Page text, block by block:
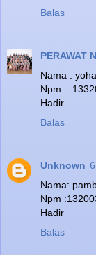
Balas
PERAWAT
Nama :
Npm. :
Hadir
Balas
Unknown
Nama:
Npm
Hadir
Balas